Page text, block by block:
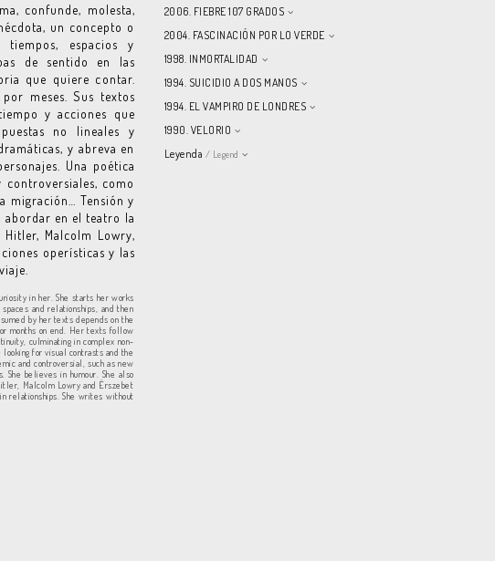
confunde, molesta,
un concepto o
tiempos, espacios y
de sentido en las
que quiere contar.
meses. Sus textos
y acciones que
no lineales y
y abreva en
Una poética
como
migración… Tensión y
abordar en el teatro la
Malcolm Lowry,
operísticas y las
in her. She starts her works
and relationships, and then
by her texts depends on the
months on end. Her texts follow
culminating in complex non-
for visual contrasts and the
and controversial, such as new
She believes in humour. She also
Malcolm Lowry and Érszebet
relationships. She writes without
2006. FIEBRE 107 GRADOS
2004. FASCINACIÓN POR LO VERDE
1998. INMORTALIDAD
1994. SUICIDIO A DOS MANOS
1994. EL VAMPIRO DE LONDRES
1990. VELORIO
Leyenda / Legend